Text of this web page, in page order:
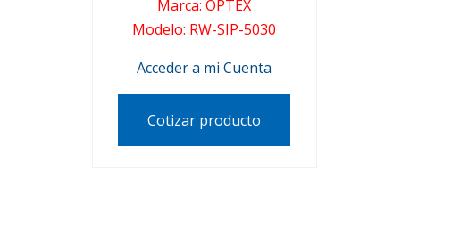
Marca:OPTEX
Modelo: RW-SIP-5030
Acceder a mi Cuenta
Cotizar producto